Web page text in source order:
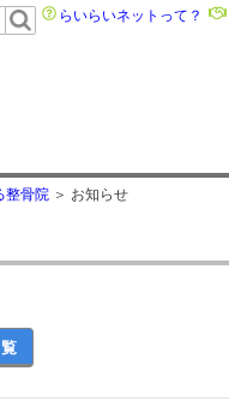
らいらいネットって？
整骨院 お知らせ